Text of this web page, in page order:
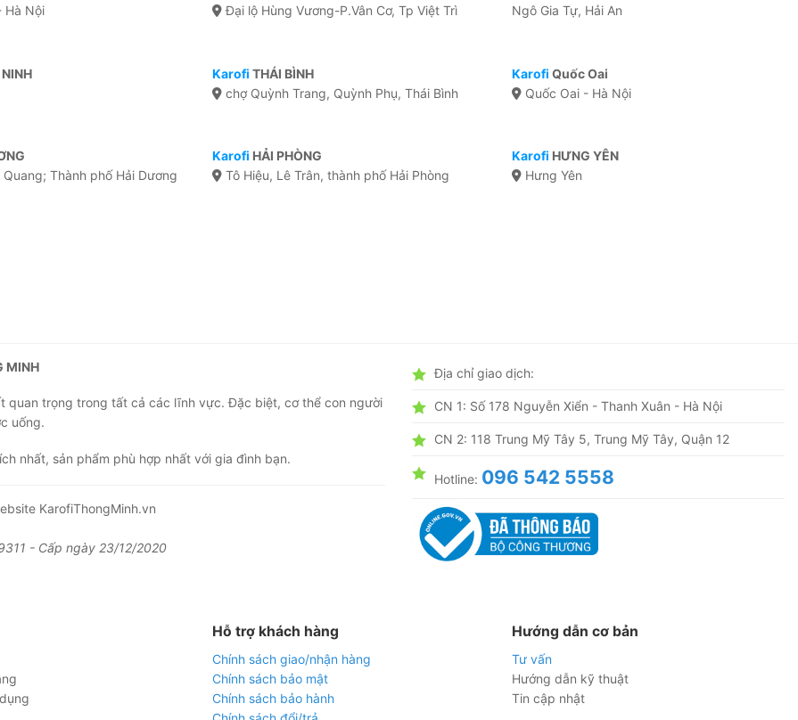
Hà Nội
Đại lộ Hùng Vương-P.Vân Cơ, Tp Việt Trì
Ngô Gia Tự, Hải An
Karofi THÁI BÌNH
chợ Quỳnh Trang, Quỳnh Phụ, Thái Bình
Karofi Quốc Oai
Quốc Oai - Hà Nội
Thành phố Hải Dương
Karofi HẢI PHÒNG
Tô Hiệu, Lê Trân, thành phố Hải Phòng
Karofi HƯNG YÊN
Hưng Yên
MINH
quan trọng trong tất cả các lĩnh vực. Đặc biệt, cơ thể con người
uống.
nhất, sản phẩm phù hợp nhất với gia đình bạn.
KarofiThongMinh.vn
- Cấp ngày 23/12/2020
Địa chỉ giao dịch:
CN 1: Số 178 Nguyễn Xiển - Thanh Xuân - Hà Nội
CN 2: 118 Trung Mỹ Tây 5, Trung Mỹ Tây, Quận 12
Hotline: 096 542 5558
Hỗ trợ khách hàng
Chính sách giao/nhận hàng
Chính sách bảo mật
Chính sách bảo hành
Hướng dẫn cơ bản
Tư vấn
Hướng dẫn kỹ thuật
Tin cập nhật